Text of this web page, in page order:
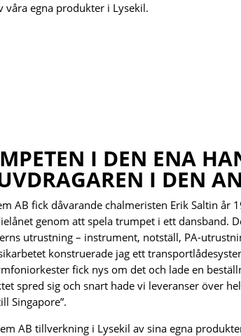
våra egna produkter i Lysekil.
I DEN ENA
I DEN
AB fick dåvarande chalmeristen Erik Saltin år
genom att spela trumpet i ett dansband.
utrustning – instrument, notställ, PA-
konstruerade jag ett
fick nys om det och lade en
spred sig och snart hade vi leveranser över
Singapore”.
AB tillverkning i Lysekil av sina egna